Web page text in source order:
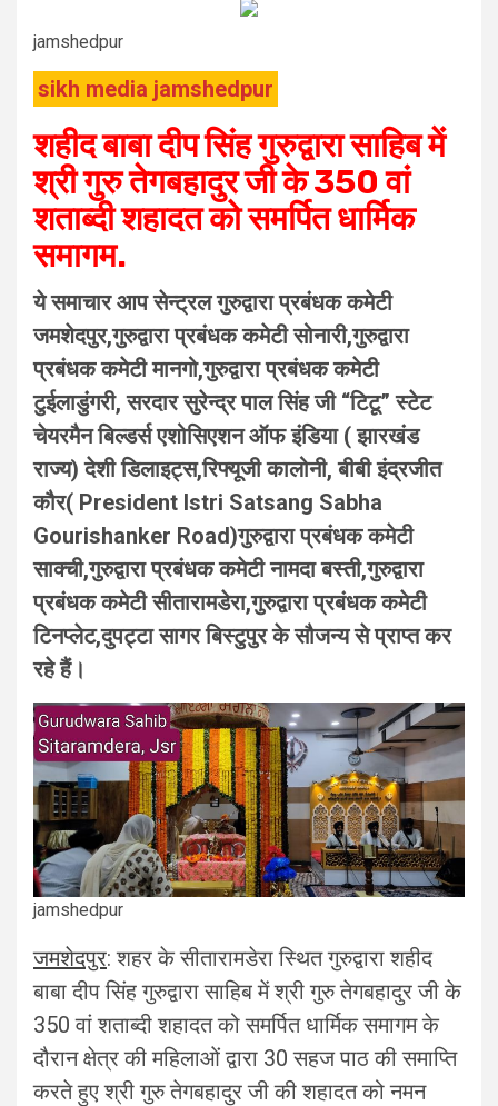
jamshedpur
sikh media jamshedpur
शहीद बाबा दीप सिंह गुरुद्वारा साहिब में
श्री गुरु तेगबहादुर जी के 350 वां
शताब्दी शहादत को समर्पित धार्मिक
समागम.
ये समाचार आप सेन्ट्रल गुरुद्वारा प्रबंधक कमेटी
जमशेदपुर,गुरुद्वारा प्रबंधक कमेटी सोनारी,गुरुद्वारा
प्रबंधक कमेटी मानगो,गुरुद्वारा प्रबंधक कमेटी
टुईलाडुंगरी, सरदार सुरेन्द्र पाल सिंह जी “टिटू” स्टेट
चेयरमैन बिल्डर्स एशोसिएशन ऑफ इंडिया ( झारखंड
राज्य) देशी डिलाइट्स,रिफ्यूजी कालोनी, बीबी इंद्रजीत
कौर( President Istri Satsang Sabha
Gourishanker Road)गुरुद्वारा प्रबंधक कमेटी
साक्ची,गुरुद्वारा प्रबंधक कमेटी नामदा बस्ती,गुरुद्वारा
प्रबंधक कमेटी सीतारामडेरा,गुरुद्वारा प्रबंधक कमेटी
टिनप्लेट,दुपट्टा सागर बिस्टुपुर के सौजन्य से प्राप्त कर
रहे हैं।
jamshedpur
जमशेदपुर: शहर के सीतारामडेरा स्थित गुरुद्वारा शहीद
बाबा दीप सिंह गुरुद्वारा साहिब में श्री गुरु तेगबहादुर जी के
350 वां शताब्दी शहादत को समर्पित धार्मिक समागम के
दौरान क्षेत्र की महिलाओं द्वारा 30 सहज पाठ की समाप्ति
करते हुए श्री गुरु तेगबहादुर जी की शहादत को नमन